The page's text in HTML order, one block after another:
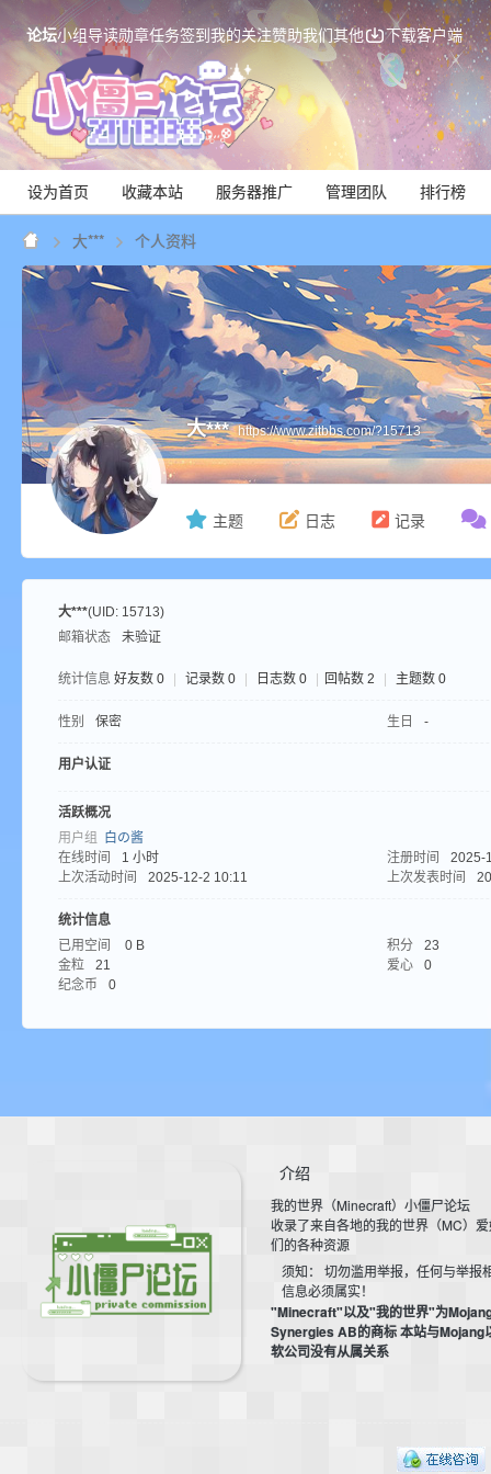
论坛小组导读勋章任务签到我的关注赞助我们其他 下载客户端
设为首页 收藏本站 服务器推广 管理团队 排行榜
Mi
ne
大*** 个人资料
大*** https://www.zitbbs.com/?15713
主题 日志 记录
大***(UID: 15713)
邮箱状态
未验证
统计信息 好友数 0 记录数 0 日志数 0 回帖数 2 主题数 0
性别 保密 生日 -
用户认证
活跃概况
用户组
白の酱
在线时间
1 小时 注册时间
2025-
上次活动时间
2025-12-2 10:11 上次发表时间
统计信息
已用空间
0 B 积分
23
金粒
21 爱心
0
纪念币
0
介绍
我的世界（Minecraft）小僵尸论坛
收录了来自各地的我的世界（MC）
们的各种资源
须知： 切勿滥用举报，任何与举报
信息必须属实！
"Minecraft"以及"我的世界"为
Synergies AB的商标 本站与Mojang
软公司没有从属关系